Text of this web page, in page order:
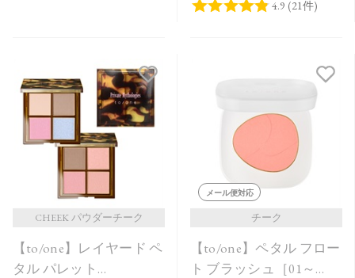
CHEEK パウダーチーク
【to/one】レイヤード ペ
タル パレット
メール便対応
チーク
【to/one】ペタル フロー
ト ブラッシュ［01～